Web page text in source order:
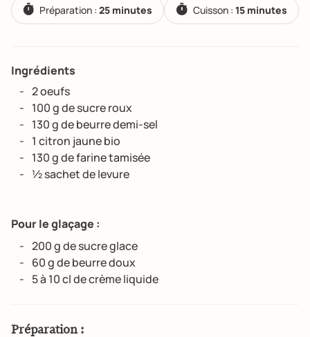
Préparation :25 minutes Cuisson : 15 minutes
Ingrédients
2 oeufs
100 g de sucre roux
130 g de beurre demi-sel
1 citron jaune bio
130 g de farine tamisée
½ sachet de levure
Pour le glaçage :
200 g de sucre glace
60 g de beurre doux
5 à 10 cl de crème liquide
Préparation :